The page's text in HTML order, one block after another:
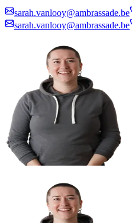
sarah.vanlooy@ambrassade.be
sarah.vanlooy@ambrassade.be